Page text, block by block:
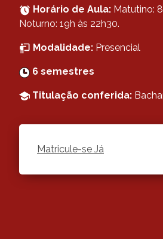
Horário de Aula: Matutino:
Noturno: 19h às 22h30.
Modalidade: Presencial
6 semestres
Titulação conferida:
Matricule-se Já